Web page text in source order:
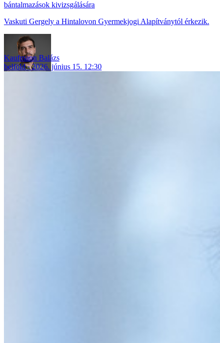
bántalmazások kivizsgálására
Vaskuti Gergely a Hintalovon Gyermekjogi Alapítványtól érkezik.
Kaufmann Balázs
belföld
2026. június 15. 12:30